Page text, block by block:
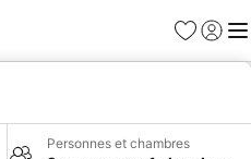
Favoris
Se
Personnes et chambres